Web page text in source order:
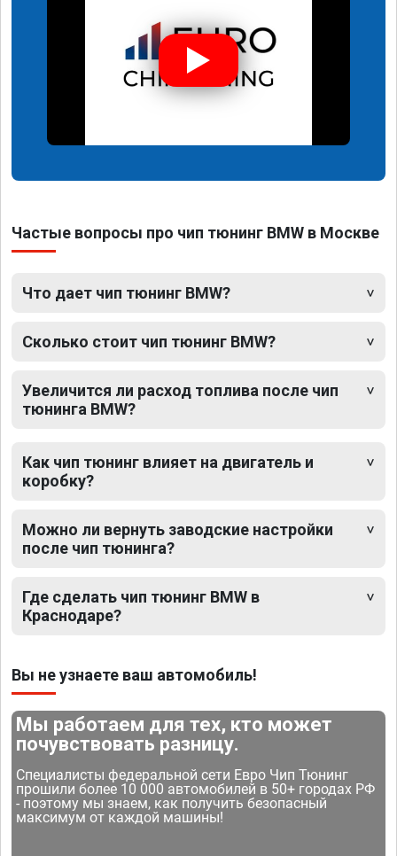
Частые вопросы про чип тюнинг BMW в Москве
Что дает чип тюнинг BMW?
Сколько стоит чип тюнинг BMW?
Увеличится ли расход топлива после чип
тюнинга BMW?
Как чип тюнинг влияет на двигатель и
коробку?
Можно ли вернуть заводские настройки
после чип тюнинга?
Где сделать чип тюнинг BMW в
Краснодаре?
Вы не узнаете ваш автомобиль!
Мы работаем для тех, кто может
почувствовать разницу.
Специалисты федеральной сети Евро Чип Тюнинг
прошили более 10 000 автомобилей в 50+ городах РФ
- поэтому мы знаем, как получить безопасный
максимум от каждой машины!